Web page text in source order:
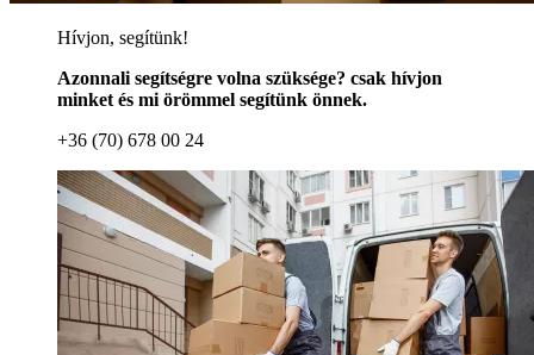
Hívjon, segítünk!
Azonnali segítségre volna szüksége? csak hívjon
minket és mi örömmel segítünk önnek.
+36 (70) 678 00 24